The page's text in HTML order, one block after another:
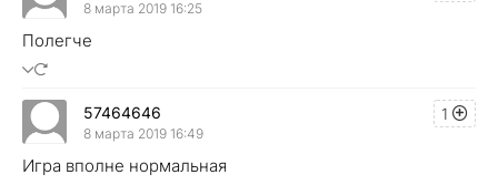
8 марта 2019 16:25
Полегче
1
57464646
8 марта 2019 16:49
Игра вполне нормальная